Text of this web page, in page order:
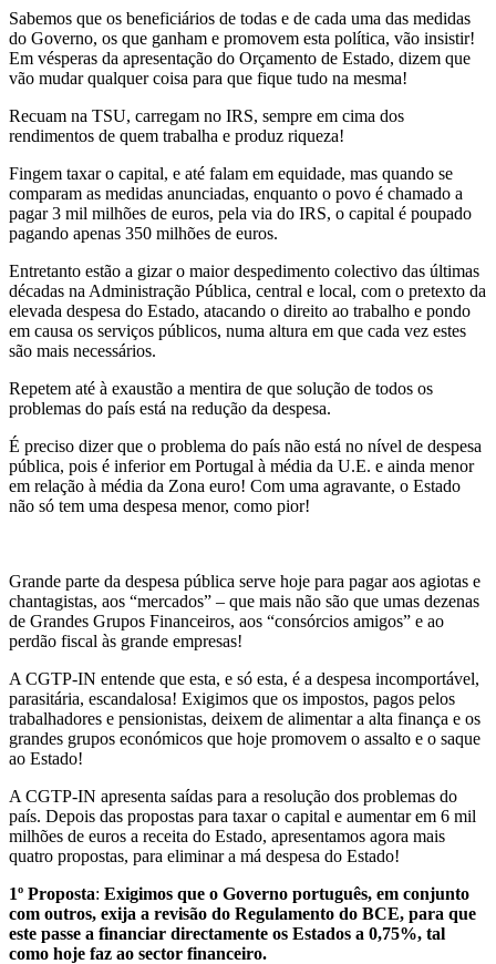
Sabemos que os beneficiários de todas e de cada uma das medidas
do Governo, os que ganham e promovem esta política, vão insistir!
Em vésperas da apresentação do Orçamento de Estado, dizem que
vão mudar qualquer coisa para que fique tudo na mesma!
Recuam na TSU, carregam no IRS, sempre em cima dos
rendimentos de quem trabalha e produz riqueza!
Fingem taxar o capital, e até falam em equidade, mas quando se
comparam as medidas anunciadas, enquanto o povo é chamado a
pagar 3 mil milhões de euros, pela via do IRS, o capital é poupado
pagando apenas 350 milhões de euros.
Entretanto estão a gizar o maior despedimento colectivo das últimas
décadas na Administração Pública, central e local, com o pretexto da
elevada despesa do Estado, atacando o direito ao trabalho e pondo
em causa os serviços públicos, numa altura em que cada vez estes
são mais necessários.
Repetem até à exaustão a mentira de que solução de todos os
problemas do país está na redução da despesa.
É preciso dizer que o problema do país não está no nível de despesa
pública, pois é inferior em Portugal à média da U.E. e ainda menor
em relação à média da Zona euro! Com uma agravante, o Estado
não só tem uma despesa menor, como pior!
Grande parte da despesa pública serve hoje para pagar aos agiotas e
chantagistas, aos “mercados” – que mais não são que umas dezenas
de Grandes Grupos Financeiros, aos “consórcios amigos” e ao
perdão fiscal às grande empresas!
A CGTP-IN entende que esta, e só esta, é a despesa incomportável,
parasitária, escandalosa! Exigimos que os impostos, pagos pelos
trabalhadores e pensionistas, deixem de alimentar a alta finança e os
grandes grupos económicos que hoje promovem o assalto e o saque
ao Estado!
A CGTP-IN apresenta saídas para a resolução dos problemas do
país. Depois das propostas para taxar o capital e aumentar em 6 mil
milhões de euros a receita do Estado, apresentamos agora mais
quatro propostas, para eliminar a má despesa do Estado!
1º Proposta: Exigimos que o Governo português, em conjunto
com outros, exija a revisão do Regulamento do BCE, para que
este passe a financiar directamente os Estados a 0,75%, tal
como hoje faz ao sector financeiro.